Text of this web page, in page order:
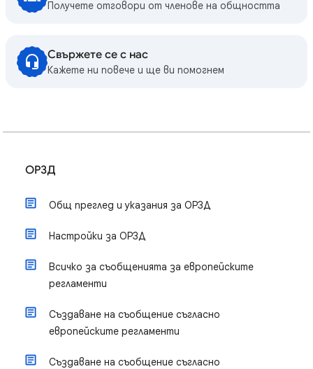
Получете отговори от членове на общността
Свържете се с нас
Кажете ни повече и ще ви помогнем
ОРЗД
Общ преглед и указания за ОРЗД
Настройки за ОРЗД
Всичко за съобщенията за европейските
регламенти
Създаване на съобщение съгласно
европейските регламенти
Създаване на съобщение съгласно